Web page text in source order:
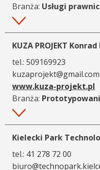
Branża: Usługi
Więcej
KUZA PROJEKT Konrad
tel.: 509169923
kuzaprojekt@gmail.com
www.kuza-projekt.pl
Branża:
Więcej
Kielecki Park
tel.: 41 278 72 00